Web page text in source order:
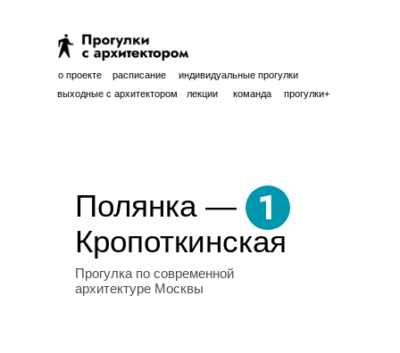
о проекте
лекции
команда
индивидуальные прогулки
расписание
выходные с архитектором
прогулки+
Полянка —
Кропоткинская
Прогулка по современной
архитектуре Москвы
1